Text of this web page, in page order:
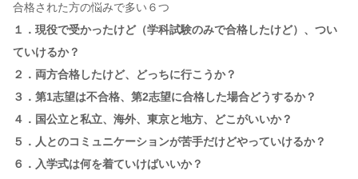
合格された方の悩みで多い６つ
１．現役で受かったけど（学科試験のみで合格したけど）、つい
ていけるか？
２．両方合格したけど、どっちに行こうか？
３．第1志望は不合格、第2志望に合格した場合どうするか？
４．国公立と私立、海外、東京と地方、どこがいいか？
５．人とのコミュニケーションが苦手だけどやっていけるか？
６．入学式は何を着ていけばいいか？